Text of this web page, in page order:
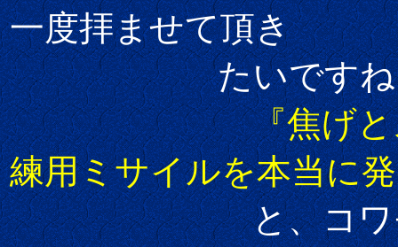
一度拝ませて頂き
たいですね（
『焦げ
練用ミサイルを本当に
と、コワモテ